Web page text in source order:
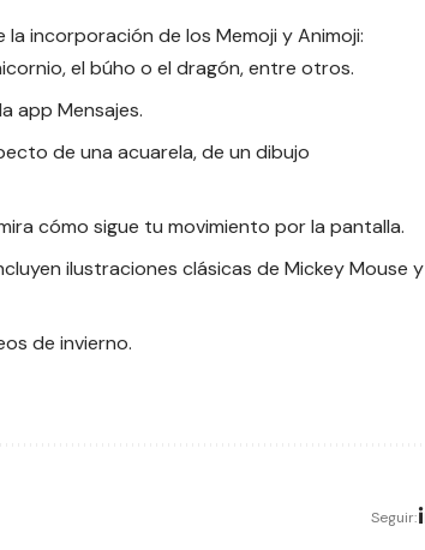
incorporación de los Memoji y Animoji:
el búho o el dragón, entre otros.
app Mensajes.
de una acuarela, de un dibujo
cómo sigue tu movimiento por la pantalla.
ilustraciones clásicas de Mickey Mouse y
de invierno.
Seguir: